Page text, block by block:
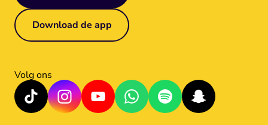
Download de app
Volg ons